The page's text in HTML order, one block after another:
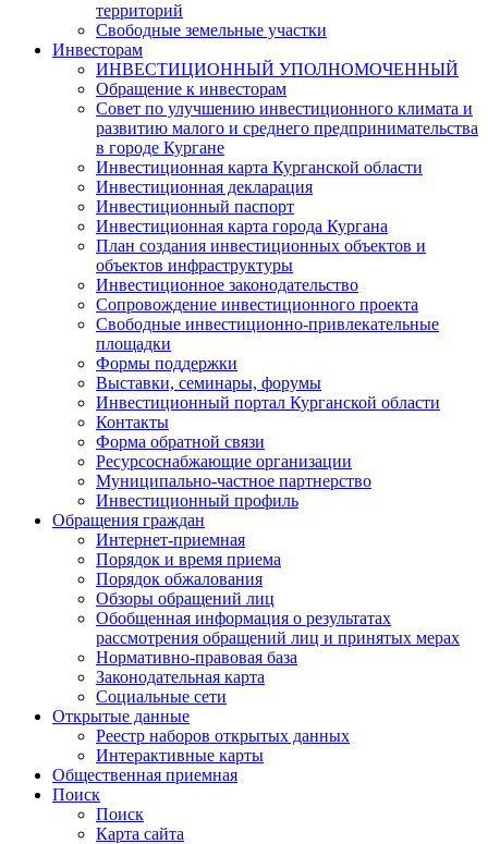
территорий
Свободные земельные участки
Инвесторам
ИНВЕСТИЦИОННЫЙ УПОЛНОМОЧЕННЫЙ
Обращение к инвесторам
Совет по улучшению инвестиционного климата и
развитию малого и среднего предпринимательства
в городе Кургане
Инвестиционная карта Курганской области
Инвестиционная декларация
Инвестиционный паспорт
Инвестиционная карта города Кургана
План создания инвестиционных объектов и
объектов инфраструктуры
Инвестиционное законодательство
Сопровождение инвестиционного проекта
Свободные инвестиционно-привлекательные
площадки
Формы поддержки
Выставки, семинары, форумы
Инвестиционный портал Курганской области
Контакты
Форма обратной связи
Ресурсоснабжающие организации
Муниципально-частное партнерство
Инвестиционный профиль
Обращения граждан
Интернет-приемная
Порядок и время приема
Порядок обжалования
Обзоры обращений лиц
Обобщенная информация о результатах
рассмотрения обращений лиц и принятых мерах
Нормативно-правовая база
Законодательная карта
Социальные сети
Открытые данные
Реестр наборов открытых данных
Интерактивные карты
Общественная приемная
Поиск
Поиск
Карта сайта